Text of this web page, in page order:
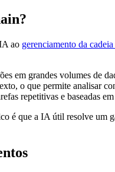
ao gerenciamento da
em grandes volumes de
o que permite analisar
repetitivas e baseadas
é que a IA útil resolve